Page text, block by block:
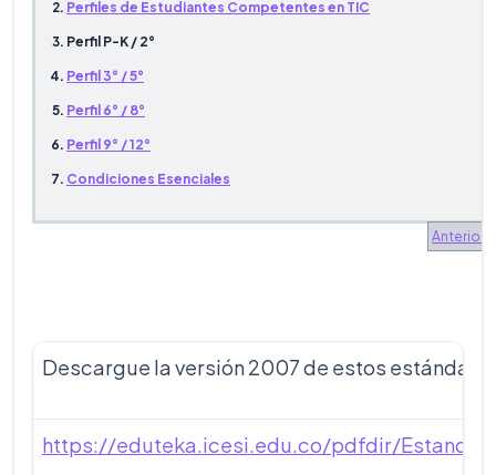
Perfiles de Estudiantes Competentes en TIC
Perfil P-K / 2°
Perfil 3° / 5°
Perfil 6° / 8°
Perfil 9° / 12°
Condiciones Esenciales
Anterior
Descargue la versión 2007 de estos
https://eduteka.icesi.edu.co/pdfdir/